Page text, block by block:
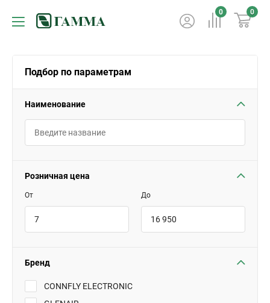
0 0
Подбор по параметрам
Наименование
Розничная цена
От До
Бренд
CONNFLY ELECTRONIC